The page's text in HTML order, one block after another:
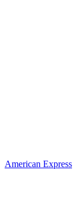
American Express